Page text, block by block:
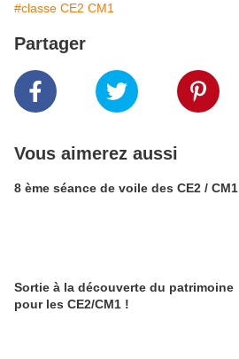
#classe CE2 CM1
Partager
Vous aimerez aussi
8 ème séance de voile des CE2 / CM1
Sortie à la découverte du patrimoine
pour les CE2/CM1 !